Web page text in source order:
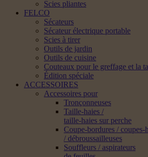
Scies pliantes
FELCO
Sécateurs
Sécateur électrique portable
Scies à tirer
Outils de jardin
Outils de cuisine
Couteaux pour le greffage et la
Édition spéciale
ACCESSOIRES
Accessoires pour
Tronçonneuses
Taille-haies /
taille-haies sur perche
Coupe-bordures / coupes-
/ débroussailleuses
Souffleurs / aspirateurs